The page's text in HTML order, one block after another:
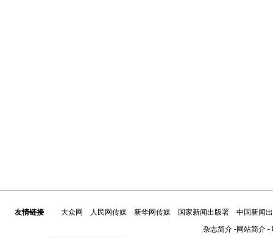
友情链接 大众网 人民网传媒 新华网传媒 国家新闻出版署
中国新闻
杂志简介-网站简介-